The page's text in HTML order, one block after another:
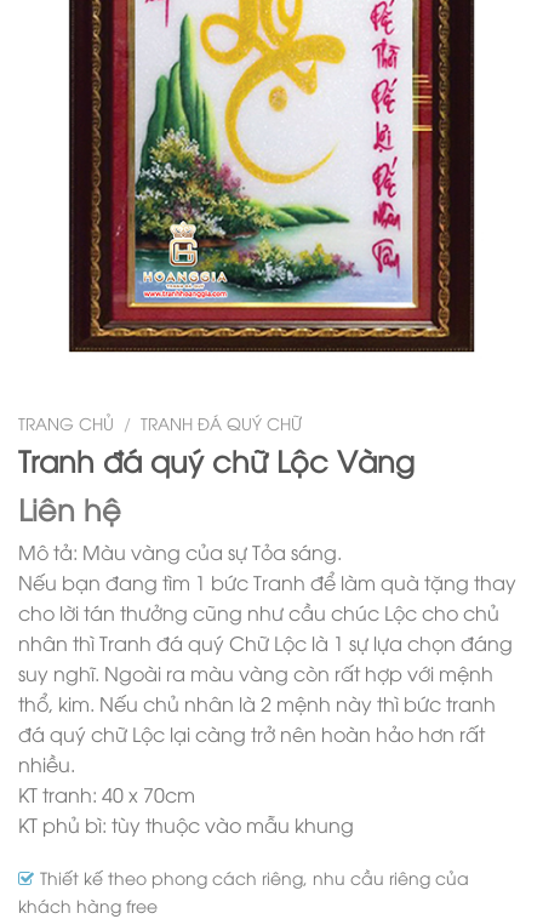
TRANG CHỦ / TRANH ĐÁ QUÝ CHỮ
Tranh đá quý chữ Lộc Vàng
Liên hệ
Mô tả: Màu vàng của sự Tỏa sáng.
Nếu bạn đang tìm 1 bức Tranh để làm quà tặng thay
cho lời tán thưởng cũng như cầu chúc Lộc cho chủ
nhân thì Tranh đá quý Chữ Lộc là 1 sự lựa chọn đáng
suy nghĩ. Ngoài ra màu vàng còn rất hợp với mệnh
thổ, kim. Nếu chủ nhân là 2 mệnh này thì bức tranh
đá quý chữ Lộc lại càng trở nên hoàn hảo hơn rất
nhiều.
KT tranh: 40 x 70cm
KT phủ bì: tùy thuộc vào mẫu khung
Thiết kế theo phong cách riêng, nhu cầu riêng của
khách hàng free